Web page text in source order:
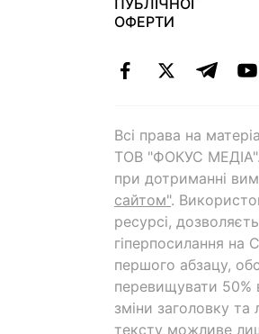
ПУБЛІЧНОЇ
ОФЕРТИ
Всі права на
ТОВ "ФОКУС МЕДІА".
при дотриманні
сайтом".
ресурсі,
гіперпосилання на
першого абзацу,
перевищувати 50%
зміни заголовку та
тексту можливе